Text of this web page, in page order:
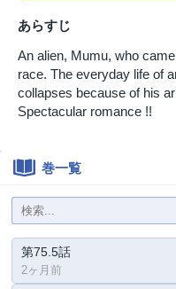
あらすじ
An alien, Mumu, who
race. The everyday life of
collapses because of his
Spectacular romance !!
巻一覧
第75.5話
2ヶ月前